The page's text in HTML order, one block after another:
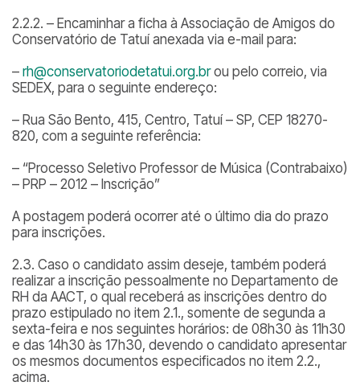
2.2.2. – Encaminhar a ficha à Associação de Amigos do
Conservatório de Tatuí anexada via e-mail para:
– rh@conservatoriodetatui.org.brou pelo correio, via
SEDEX, para o seguinte endereço:
– Rua São Bento, 415, Centro, Tatuí – SP, CEP 18270-
820, com a seguinte referência:
– “Processo Seletivo Professor de Música (Contrabaixo)
– PRP – 2012 – Inscrição”
A postagem poderá ocorrer até o último dia do prazo
para inscrições.
2.3. Caso o candidato assim deseje, também poderá
realizar a inscrição pessoalmente no Departamento de
RH da AACT, o qual receberá as inscrições dentro do
prazo estipulado no item 2.1., somente de segunda a
sexta-feira e nos seguintes horários: de 08h30 às 11h30
e das 14h30 às 17h30, devendo o candidato apresentar
os mesmos documentos especificados no item 2.2.,
acima.